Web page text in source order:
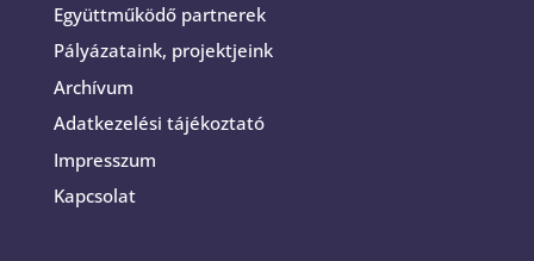
Együttműködő partnerek
Pályázataink, projektjeink
Archívum
Adatkezelési tájékoztató
Impresszum
Kapcsolat